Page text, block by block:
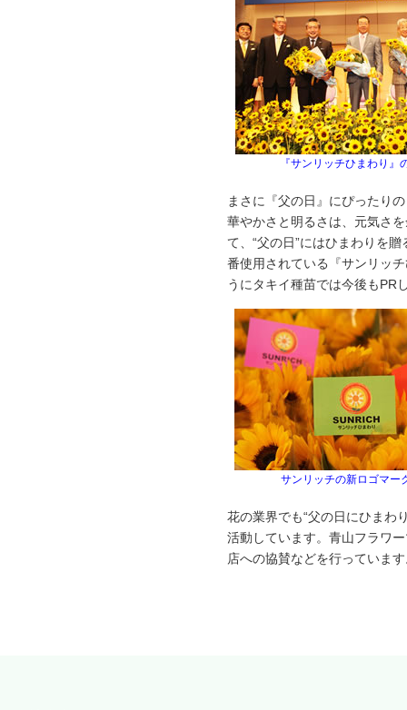
『サンリッチひまわり』
まさに『父の日』にぴったり
華やかさと明るさは、元気さ
て、“父の日”にはひまわりを
番使用されている『サンリッ
うにタキイ種苗では今後もPR
サンリッチの新ロゴマー
花の業界でも“父の日にひまわ
活動しています。青山フラワ
店への協賛などを行っていま